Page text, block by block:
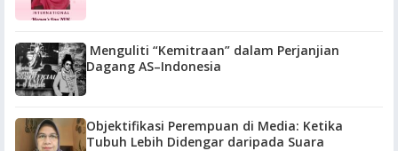
Menguliti “Kemitraan” dalam Perjanjian
Dagang AS–Indonesia
Objektifikasi Perempuan di Media: Ketika
Tubuh Lebih Didengar daripada Suara